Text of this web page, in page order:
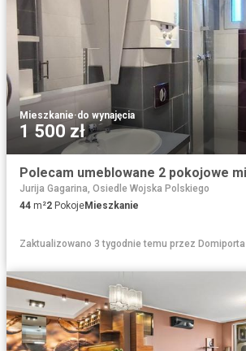
Mieszkanie·do wynajęcia
1 500 zł
Jurija Gagarina, Osiedle Wojska Polskiego
44 m²2 PokojeMieszkanie
Zaktualizowano 3 tygodnie temu przez Domiporta